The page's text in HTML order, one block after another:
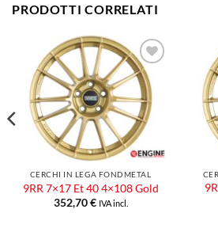
PRODOTTI CORRELATI
Aggiungi
alla lista
dei
desideri
CERCHI IN LEGA FONDMETAL
9RR 7×17 Et 40 4×108 Gold
352,70€ IVA incl.